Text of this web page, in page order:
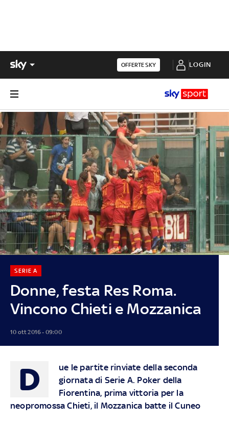
OFFERTE SKY LOGIN
Donne, festa Res Roma.
Vincono Chieti e Mozzanica
SERIE A
10 ott 2016 - 09:00
D
ue le partite rinviate della seconda
giornata di Serie A. Poker della
Fiorentina, prima vittoria per la
neopromossa Chieti, il Mozzanica batte il Cuneo